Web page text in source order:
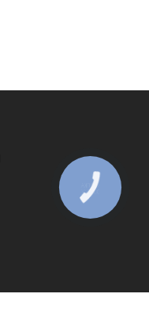
КНОПКА
ЗВ'ЯЗКУ